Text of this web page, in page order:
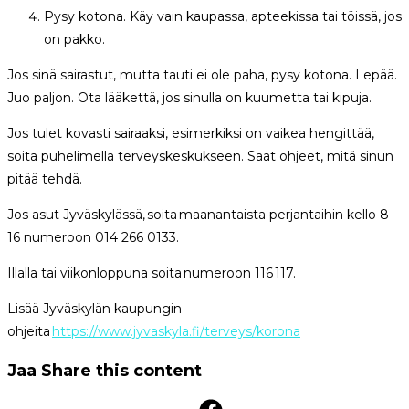
Pysy kotona. Käy vain kaupassa, apteekissa tai töissä, jos
on pakko.
Jos sinä sairastut, mutta tauti ei ole paha, pysy kotona. Lepää.
Juo paljon. Ota lääkettä, jos sinulla on kuumetta tai kipuja.
Jos tulet kovasti sairaaksi, esimerkiksi on vaikea hengittää,
soita puhelimella terveyskeskukseen. Saat ohjeet, mitä sinun
pitää tehdä.
Jos asut Jyväskylässä, soita maanantaista perjantaihin kello 8-
16 numeroon 014 266 0133.
Illalla tai viikonloppuna soita numeroon 116 117.
Lisää Jyväskylän kaupungin
ohjeita https://www.jyvaskyla.fi/terveys/korona
Jaa Share this content